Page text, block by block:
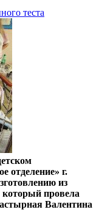
теста
отделение» г.
из
который провела
Валентина